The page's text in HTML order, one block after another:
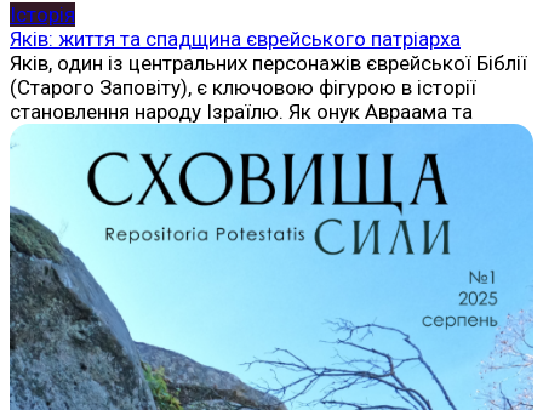
Історія
Яків: життя та спадщина єврейського патріарха
Яків, один із центральних персонажів єврейської Біблії
(Старого Заповіту), є ключовою фігурою в історії
становлення народу Ізраїлю. Як онук Авраама та